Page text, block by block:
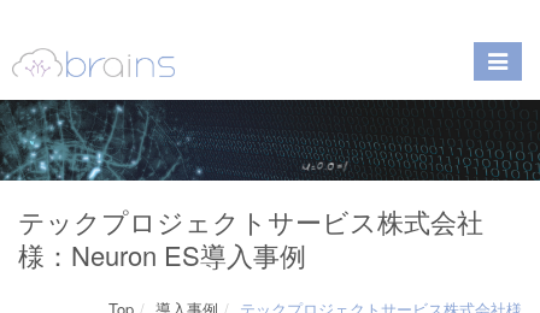
テックプロジェクトサービス株式会社
様：Neuron ES導入事例